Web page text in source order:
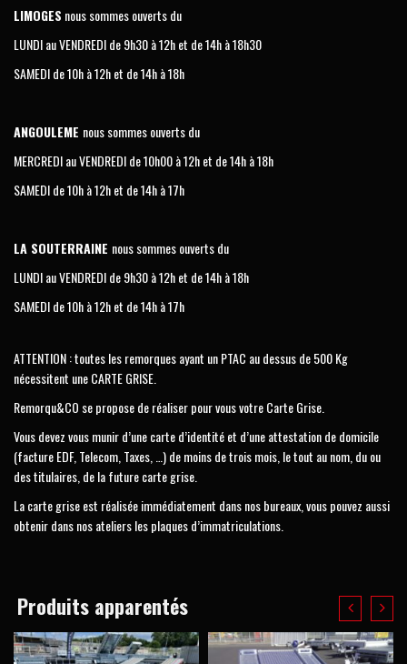
LIMOGES nous sommes ouverts du
LUNDI au VENDREDI de 9h30 à 12h et de 14h à 18h30
SAMEDI de 10h à 12h et de 14h à 18h
ANGOULEME nous sommes ouverts du
MERCREDI au VENDREDI de 10h00 à 12h et de 14h à 18h
SAMEDI de 10h à 12h et de 14h à 17h
LA SOUTERRAINE nous sommes ouverts du
LUNDI au VENDREDI de 9h30 à 12h et de 14h à 18h
SAMEDI de 10h à 12h et de 14h à 17h
ATTENTION : toutes les remorques ayant un PTAC au dessus de 500 Kg
nécessitent une CARTE GRISE.
Remorqu&CO se propose de réaliser pour vous votre Carte Grise.
Vous devez vous munir d’une carte d’identité et d’une attestation de domicile
(facture EDF, Telecom, Taxes, …) de moins de trois mois, le tout au nom, du ou
des titulaires, de la future carte grise.
La carte grise est réalisée immédiatement dans nos bureaux, vous pouvez aussi
obtenir dans nos ateliers les plaques d’immatriculations.
Produits apparentés